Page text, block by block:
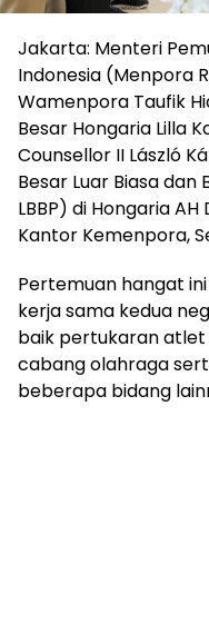
Jakarta: Menteri
Indonesia (Menpora
Wamenpora Taufik
Besar Hongaria Lilla
Counsellor II László
Besar Luar Biasa dan
LBBP) di Hongaria
Kantor Kemenpora,
Pertemuan hangat
kerja sama kedua
baik pertukaran
cabang olahraga
beberapa bidang